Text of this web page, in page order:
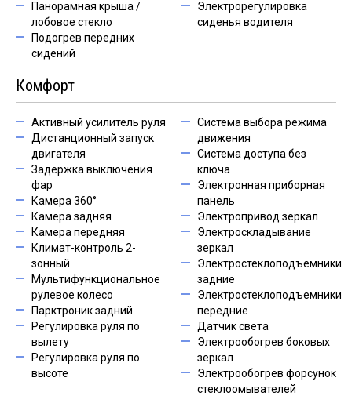
Панорамная крыша /
лобовое стекло
Подогрев передних
сидений
Электрорегулировка
сиденья водителя
Комфорт
Активный усилитель руля
Дистанционный запуск
двигателя
Задержка выключения
фар
Камера 360°
Камера задняя
Камера передняя
Климат-контроль 2-
зонный
Мультифункциональное
рулевое колесо
Парктроник задний
Регулировка руля по
вылету
Регулировка руля по
высоте
Система выбора режима
движения
Система доступа без
ключа
Электронная приборная
панель
Электропривод зеркал
Электроскладывание
зеркал
Электростеклоподъемники
задние
Электростеклоподъемники
передние
Датчик света
Электрообогрев боковых
зеркал
Электрообогрев форсунок
стеклоомывателей